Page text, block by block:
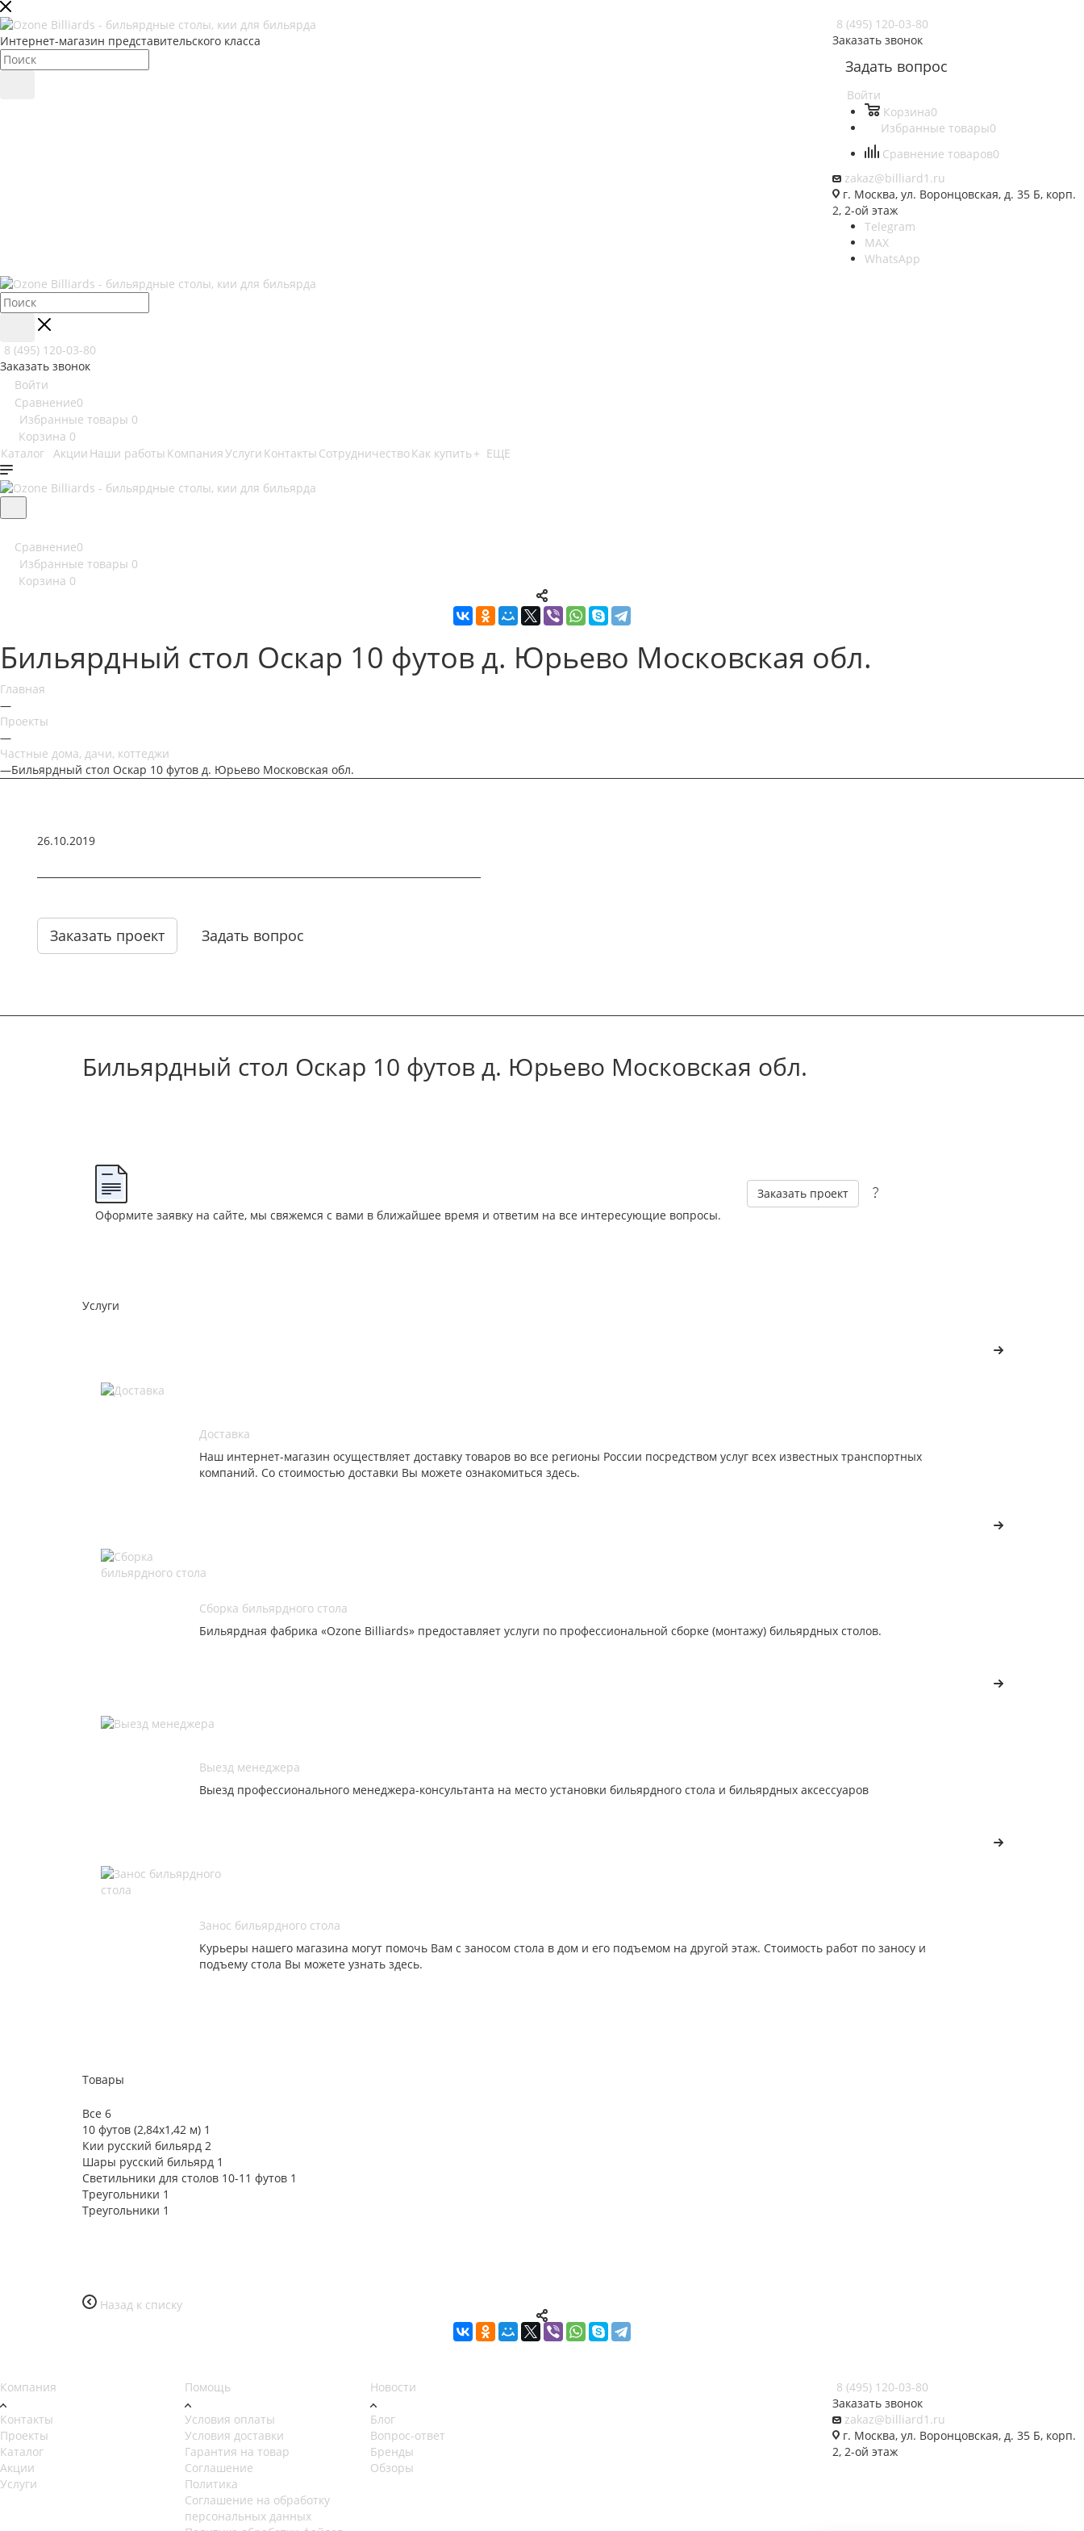
Интернет-магазин представительского класса
8 (495) 120-03-80
Заказать звонок
Задать вопрос
Войти
Корзина0
Избранные товары0
Сравнение товаров0
zakaz@billiard1.ru
г. Москва, ул. Воронцовская, д. 35 Б, корп.
2, 2-ой этаж
Telegram
MAX
WhatsApp
8 (495) 120-03-80
Заказать звонок
Войти
Сравнение0
Избранные товары 0
Корзина 0
Каталог Акции Наши работы КомпанияУслуги Контакты СотрудничествоКак купить+ ЕЩЕ
Сравнение0
Избранные товары 0
Корзина 0
Бильярдный стол Оскар 10 футов д. Юрьево Московская обл.
Главная
—
Проекты
—
Частные дома, дачи, коттеджи
—Бильярдный стол Оскар 10 футов д. Юрьево Московская обл.
26.10.2019
Заказать проект Задать вопрос
Бильярдный стол Оскар 10 футов д. Юрьево Московская обл.
Оформите заявку на сайте, мы свяжемся с вами в ближайшее время и ответим на все интересующие вопросы.
Заказать проект
Услуги
Доставка
Наш интернет-магазин осуществляет доставку товаров во все регионы России посредством услуг всех известных транспортных
компаний. Со стоимостью доставки Вы можете ознакомиться здесь.
Сборка бильярдного стола
Бильярдная фабрика «Ozone Billiards» предоставляет услуги по профессиональной сборке (монтажу) бильярдных столов.
Выезд менеджера
Выезд профессионального менеджера-консультанта на место установки бильярдного стола и бильярдных аксессуаров
Занос бильярдного стола
Курьеры нашего магазина могут помочь Вам с заносом стола в дом и его подъемом на другой этаж. Стоимость работ по заносу и
подъему стола Вы можете узнать здесь.
Товары
Все 6
10 футов (2,84х1,42 м) 1
Кии русский бильярд 2
Шары русский бильярд 1
Светильники для столов 10-11 футов 1
Треугольники 1
Треугольники 1
Назад к списку
Компания
Контакты
Проекты
Каталог
Акции
Услуги
Помощь
Условия оплаты
Условия доставки
Гарантия на товар
Соглашение
Политика
Соглашение на обработку
персональных данных
Новости
Блог
Вопрос-ответ
Бренды
Обзоры
8 (495) 120-03-80
Заказать звонок
zakaz@billiard1.ru
г. Москва, ул. Воронцовская, д. 35 Б, корп.
2, 2-ой этаж